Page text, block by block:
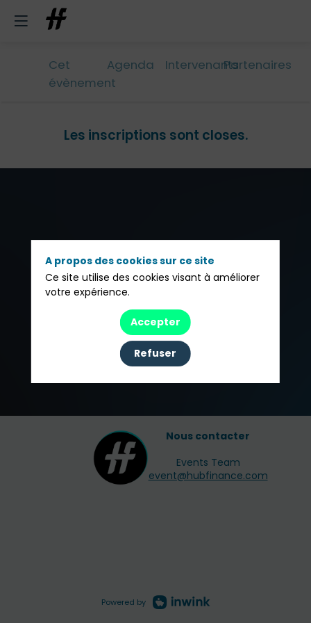
Cet
évènement
Agenda IntervenantsPartenaires
Les inscriptions sont closes.
Nous contacter
Events Team
event@hubfinance.com
Powered by
A propos des cookies sur ce site
Ce site utilise des cookies visant à améliorer
votre expérience.
Accepter
Refuser